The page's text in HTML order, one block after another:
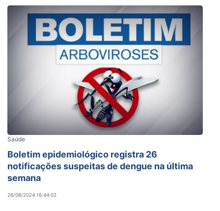
Saúde
Boletim epidemiológico registra 26
notificações suspeitas de dengue na última
semana
26/08/2024 16:44:02